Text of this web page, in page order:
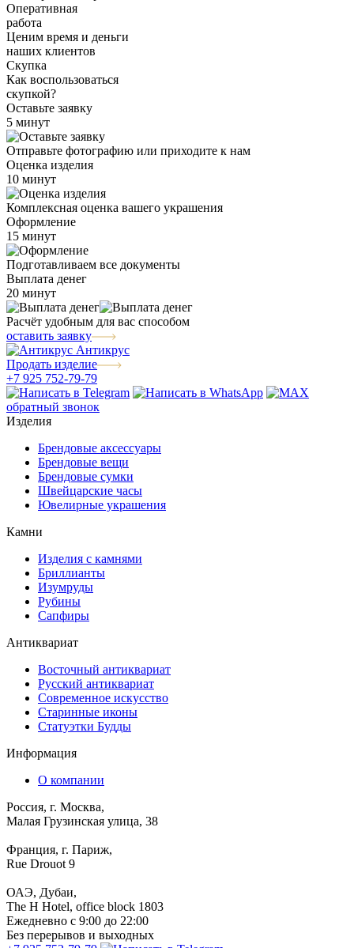
Оперативная
работа
Ценим время и деньги
наших клиентов
Скупка
Как воспользоваться
скупкой?
Оставьте заявку
5 минут
Отправьте фотографию или приходите к нам
Оценка изделия
10 минут
Комплексная оценка вашего украшения
Оформление
15 минут
Подготавливаем все документы
Выплата денег
20 минут
Расчёт удобным для вас способом
оставить заявку
Антикрус
Продать изделие
+7 925 752-79-79
обратный звонок
Изделия
Брендовые аксессуары
Брендовые вещи
Брендовые сумки
Швейцарские часы
Ювелирные украшения
Камни
Изделия с камнями
Бриллианты
Изумруды
Рубины
Сапфиры
Антиквариат
Восточный антиквариат
Русский антиквариат
Современное искусство
Старинные иконы
Статуэтки Будды
Информация
О компании
Россия, г. Москва,
Малая Грузинская улица, 38
Франция, г. Париж,
Rue Drouot 9
ОАЭ, Дубаи,
The H Hotel, office block 1803
Ежедневно с 9:00 до 22:00
Без перерывов и выходных